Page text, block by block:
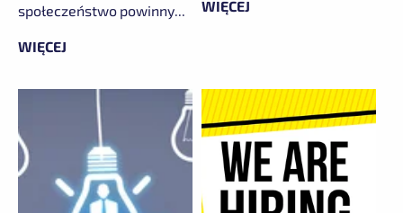
społeczeństwo powinny...
WIĘCEJ
WIĘCEJ